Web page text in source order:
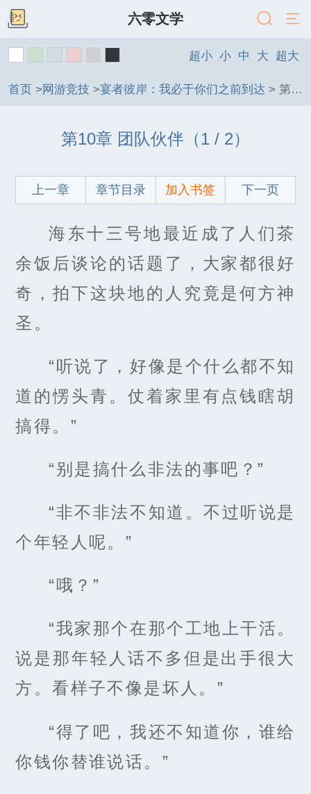
六零文学
超小 小 中 大 超大
首页 >网游竞技 >宴者彼岸：我必于你们之前到达 > 第10章 团队伙伴
第10章 团队伙伴（1 / 2）
上一章 章节目录 加入书签 下一页
海东十三号地最近成了人们茶
余饭后谈论的话题了，大家都很好
奇，拍下这块地的人究竟是何方神
圣。
“听说了，好像是个什么都不知
道的愣头青。仗着家里有点钱瞎胡
搞得。”
“别是搞什么非法的事吧？”
“非不非法不知道。不过听说是
个年轻人呢。”
“哦？”
“我家那个在那个工地上干活。
说是那年轻人话不多但是出手很大
方。看样子不像是坏人。”
“得了吧，我还不知道你，谁给
你钱你替谁说话。”